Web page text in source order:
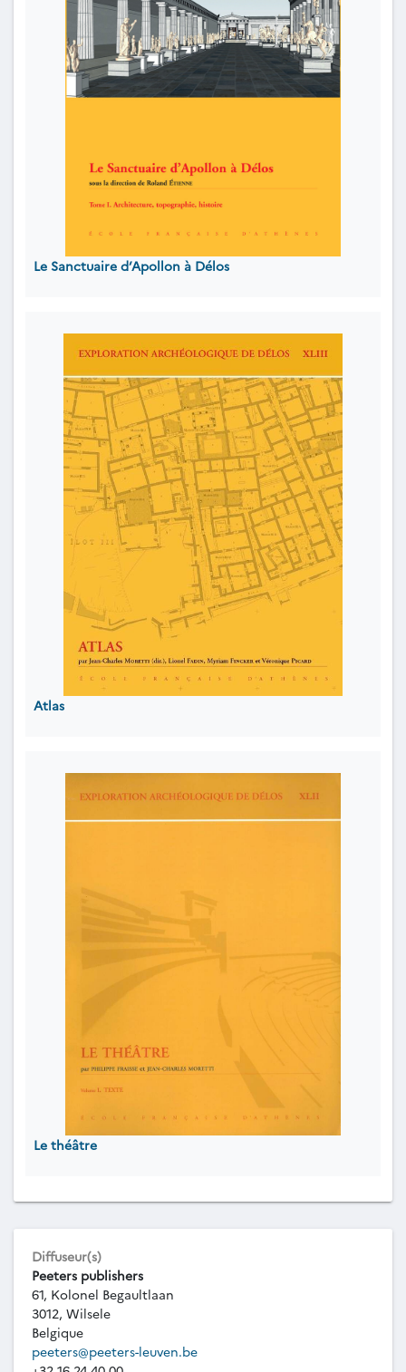
Le Sanctuaire d’Apollon à Délos
Atlas
Le théâtre
Diffuseur(s)
Peeters publishers
61, Kolonel Begaultlaan
3012, Wilsele
Belgique
peeters@peeters-leuven.be